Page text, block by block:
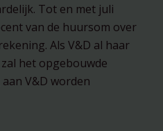
Tot en met juli
van de huursom over
Als V&D al haar
het opgebouwde
V&D worden